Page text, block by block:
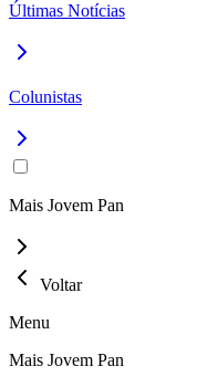
Últimas Notícias
Colunistas
Mais Jovem Pan
Voltar
Menu
Mais Jovem Pan